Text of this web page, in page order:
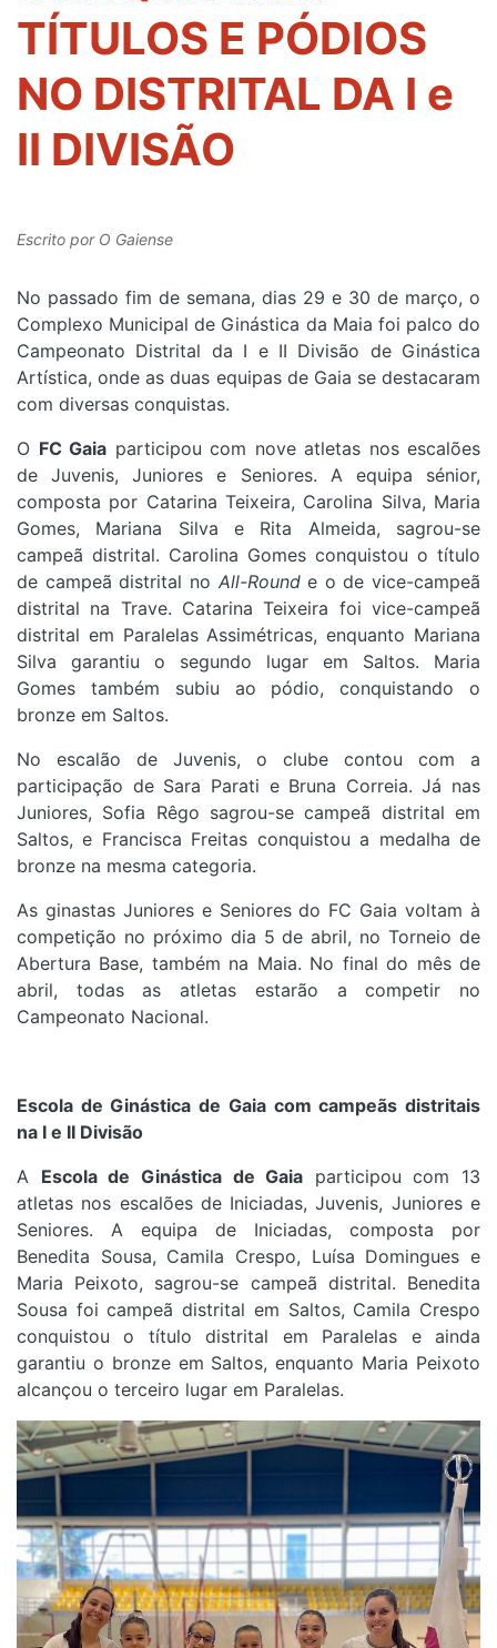
TÍTULOS E PÓDIOS
NO DISTRITAL DA I e
II DIVISÃO
Escrito por O Gaiense
No passado fim de semana, dias 29 e 30 de março, o
Complexo Municipal de Ginástica da Maia foi palco do
Campeonato Distrital da I e II Divisão de Ginástica
Artística, onde as duas equipas de Gaia se destacaram
com diversas conquistas.
O FC Gaia participou com nove atletas nos escalões
de Juvenis, Juniores e Seniores. A equipa sénior,
composta por Catarina Teixeira, Carolina Silva, Maria
Gomes, Mariana Silva e Rita Almeida, sagrou-se
campeã distrital. Carolina Gomes conquistou o título
de campeã distrital no All-Rounde o de vice-campeã
distrital na Trave. Catarina Teixeira foi vice-campeã
distrital em Paralelas Assimétricas, enquanto Mariana
Silva garantiu o segundo lugar em Saltos. Maria
Gomes também subiu ao pódio, conquistando o
bronze em Saltos.
No escalão de Juvenis, o clube contou com a
participação de Sara Parati e Bruna Correia. Já nas
Juniores, Sofia Rêgo sagrou-se campeã distrital em
Saltos, e Francisca Freitas conquistou a medalha de
bronze na mesma categoria.
As ginastas Juniores e Seniores do FC Gaia voltam à
competição no próximo dia 5 de abril, no Torneio de
Abertura Base, também na Maia. No final do mês de
abril, todas as atletas estarão a competir no
Campeonato Nacional.
Escola de Ginástica de Gaia com campeãs distritais
na I e II Divisão
A Escola de Ginástica de Gaia participou com 13
atletas nos escalões de Iniciadas, Juvenis, Juniores e
Seniores. A equipa de Iniciadas, composta por
Benedita Sousa, Camila Crespo, Luísa Domingues e
Maria Peixoto, sagrou-se campeã distrital. Benedita
Sousa foi campeã distrital em Saltos, Camila Crespo
conquistou o título distrital em Paralelas e ainda
garantiu o bronze em Saltos, enquanto Maria Peixoto
alcançou o terceiro lugar em Paralelas.